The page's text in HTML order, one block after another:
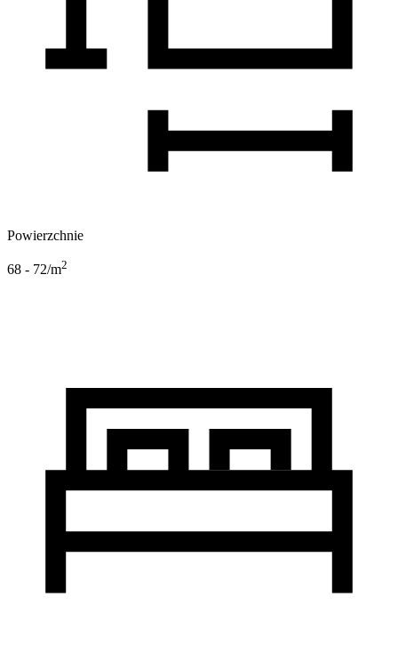
Powierzchnie
68 - 72/m2